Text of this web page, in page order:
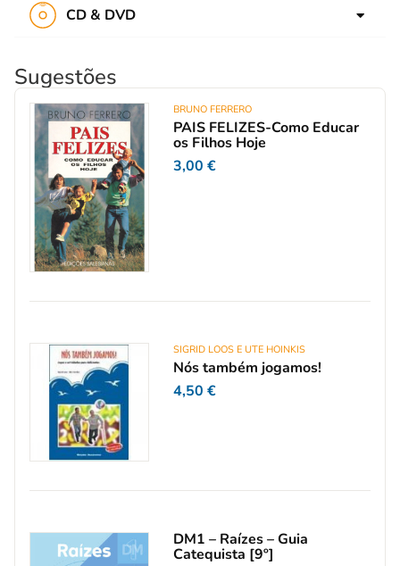
Sacramentos
Cultura cristã
Propostas pastorais
CD & DVD
DVD
Sugestões
BRUNO FERRERO
PAIS FELIZES-Como Educar
os Filhos Hoje
3,00 €
SIGRID LOOS E UTE HOINKIS
Nós também jogamos!
4,50 €
DM1 – Raízes – Guia
Catequista [9º]